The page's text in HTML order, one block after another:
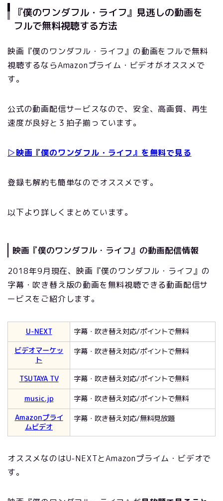
『僕のワンダフル・ライフ』見逃しの動画を
フルで無料視聴する方法
映画『僕のワンダフル・ライフ』の動画をフルで無料
視聴するならAmazonプライム・ビデオがオススメで
す。
公式の動画配信サービスなので、安全、高画質、再生
速度が良好と３拍子揃っています。
▷映画『僕のワンダフル・ライフ』を無料で見る
登録も解約も簡単なのでオススメです。
以下より詳しくまとめています。
映画『僕のワンダフル・ライフ』の動画配信情報
2018年9月現在、映画『僕のワンダフル・ライフ』の
字幕・吹き替え版の動画を無料視聴できる動画配信サ
ービスをご紹介します。
U-NEXT
字幕・吹き替え対応/ポイントで無料
ビデオマーケッ
ト
字幕・吹き替え対応/ポイントで無料
TSUTAYA TV
字幕・吹き替え対応/ポイントで無料
music.jp
字幕・吹き替え対応/ポイントで無料
Amazonプライ
ムビデオ
字幕・吹き替え対応/無料見放題
オススメなのはU-NEXTとAmazonプライム・ビデオで
す。